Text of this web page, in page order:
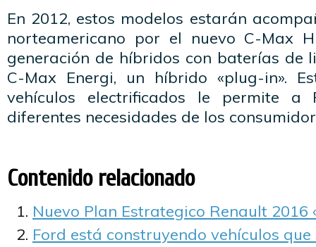
En 2012, estos modelos estarán
norteamericano por el nuevo C-Max
generación de híbridos con baterías de
C-Max Energi, un híbrido «plug-in».
vehículos electrificados le permite
diferentes necesidades de los
Contenido relacionado
Nuevo Plan Estrategico Renault 2016
Ford está construyendo vehículos que